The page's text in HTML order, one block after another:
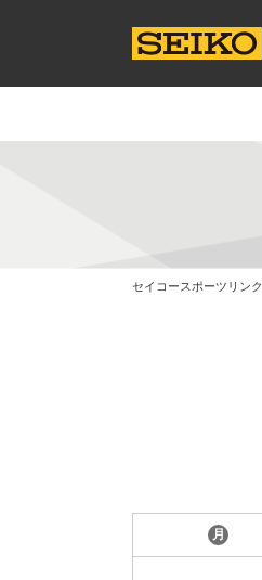
セイコースポーツリンク
月